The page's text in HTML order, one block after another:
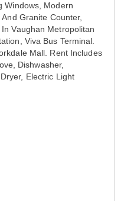
Windows, Modern
Granite Counter,
Vaughan Metropolitan
Viva Bus Terminal.
Mall. Rent Includes
Dishwasher,
Electric Light